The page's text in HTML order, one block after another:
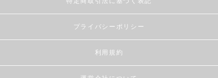
プライバシーポリシー
利用規約